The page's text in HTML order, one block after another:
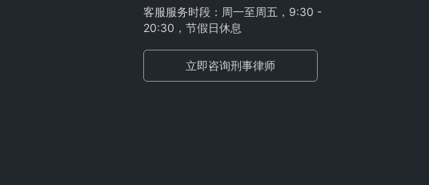
客服服务时段：周一至周五，9:30 -
20:30，节假日休息
立即咨询刑事律师